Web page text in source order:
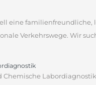
eine
Verkehrswege. Wir
Chemische